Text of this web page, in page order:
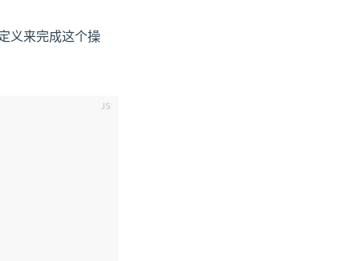
义来完成这个操